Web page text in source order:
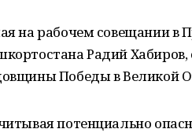
на рабочем совещании в
Радий Хабиров,
Победы в Великой
потенциально